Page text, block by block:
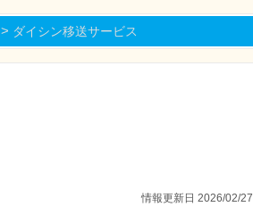
ダイシン移送サービス
情報更新日 2026/02/27